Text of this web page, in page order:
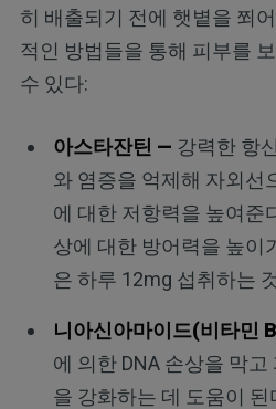
히 배출되기 전에 햇볕을 쬐
적인 방법들을 통해 피부를
수 있다:
아스타잔틴 — 강력한 항
와 염증을 억제해 자외선
에 대한 저항력을 높여준
상에 대한 방어력을 높이
은 하루 12mg 섭취하는
니아신아마이드(비타민
에 의한 DNA 손상을 막
을 강화하는 데 도움이 된